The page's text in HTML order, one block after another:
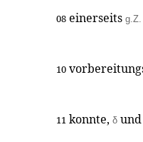
08 einerseits g.Z.
10
11 konnte, δ